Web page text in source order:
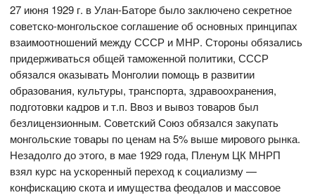
27 июня 1929 г. в Улан-Баторе было заключено секретное
советско-монгольское соглашение об основных принципах
взаимоотношений между СССР и МНР. Стороны обязались
придерживаться общей таможенной политики, СССР
обязался оказывать Монголии помощь в развитии
образования, культуры, транспорта, здравоохранения,
подготовки кадров и т.п. Ввоз и вывоз товаров был
безлицензионным. Советский Союз обязался закупать
монгольские товары по ценам на 5% выше мирового рынка.
Незадолго до этого, в мае 1929 года, Пленум ЦК МНРП
взял курс на ускоренный переход к социализму —
конфискацию скота и имущества феодалов и массовое